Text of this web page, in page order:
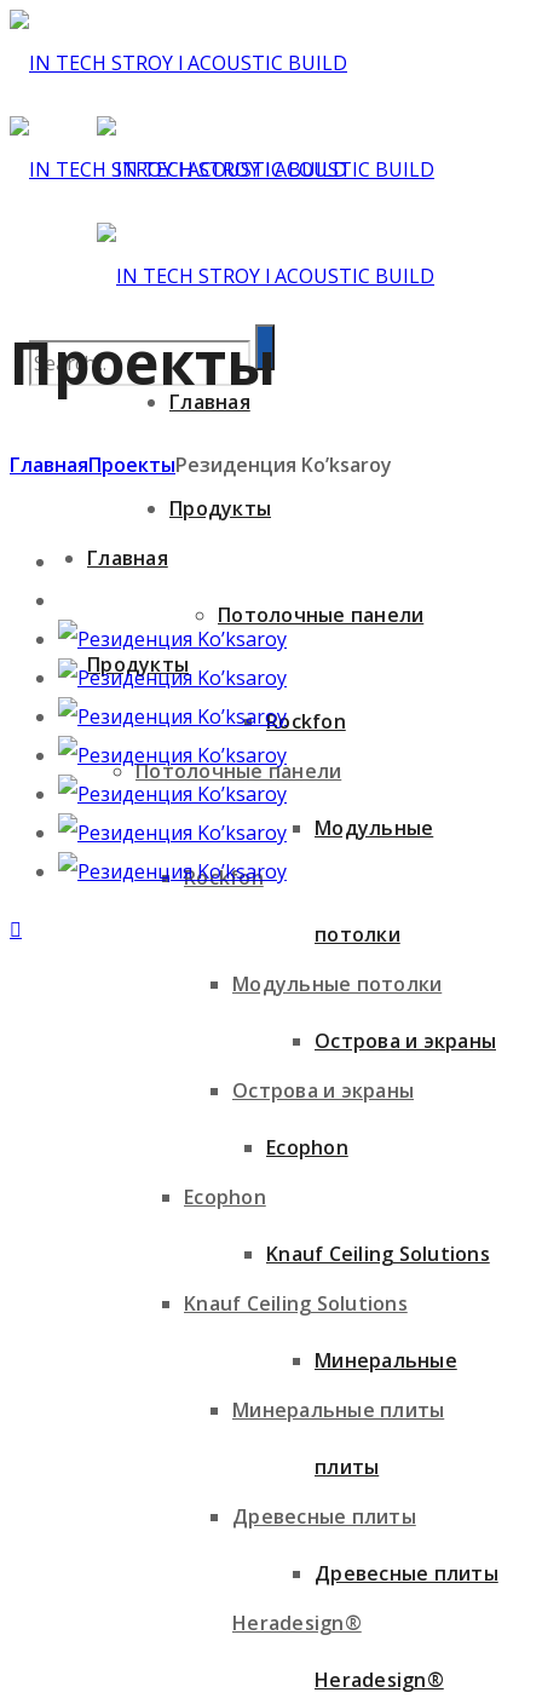
Главная
Продукты
Потолочные панели
Rockfon
Модульные потолки
Острова и экраны
Ecophon
Knauf Ceiling Solutions
Минеральные плиты
Древесные плиты
Heradesign®
Главная
Продукты
Потолочные панели
Rockfon
Модульные
потолки
Острова и экраны
Ecophon
Knauf Ceiling Solutions
Минеральные
плиты
Древесные плиты
Heradesign®
Проекты
ГлавнаяПроектыРезиденция Koʼksaroy